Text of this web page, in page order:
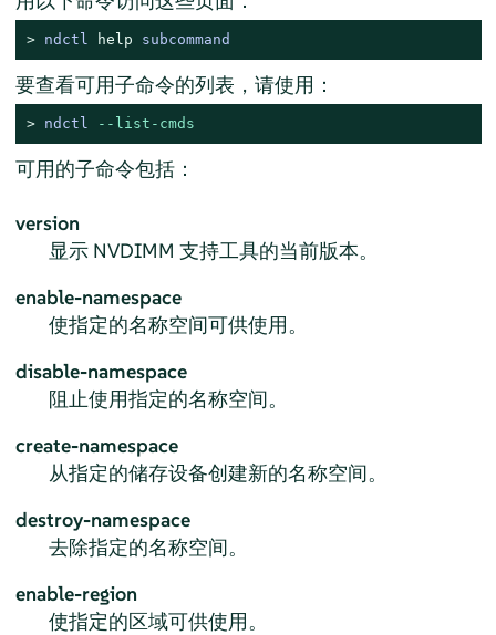
> ndctl help subcommand
要查看可用子命令的列表，请使用：
> ndctl --list-cmds
可用的子命令包括：
version
显示 NVDIMM 支持工具的当前版本。
enable-namespace
使指定的名称空间可供使用。
disable-namespace
阻止使用指定的名称空间。
create-namespace
从指定的储存设备创建新的名称空间。
destroy-namespace
去除指定的名称空间。
enable-region
使指定的区域可供使用。